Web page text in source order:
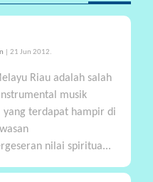
| 21 Jun 2012.
Riau adalah salah
musik
yang terdapat hampir di
nilai spiritua...